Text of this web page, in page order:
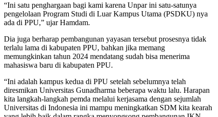
“Ini satu penghargaan bagi kami karena Unpar ini satu-satunya
pengelolaan Program Studi di Luar Kampus Utama (PSDKU) nya
ada di PPU,” ujar Hamdam.
Dia juga berharap pembangunan yayasan tersebut prosesnya tidak
terlalu lama di kabupaten PPU, bahkan jika memang
memungkinkan tahun 2024 mendatang sudah bisa menerima
mahasiswa baru di kabupaten PPU.
“Ini adalah kampus kedua di PPU setelah sebelumnya telah
diresmikan Universitas Gunadharma beberapa waktu lalu. Harapan
kita langkah-langkah pemda melalui kerjasama dengan sejumlah
Universitas di Indonesia ini mampu meningkatkan SDM kita kearah